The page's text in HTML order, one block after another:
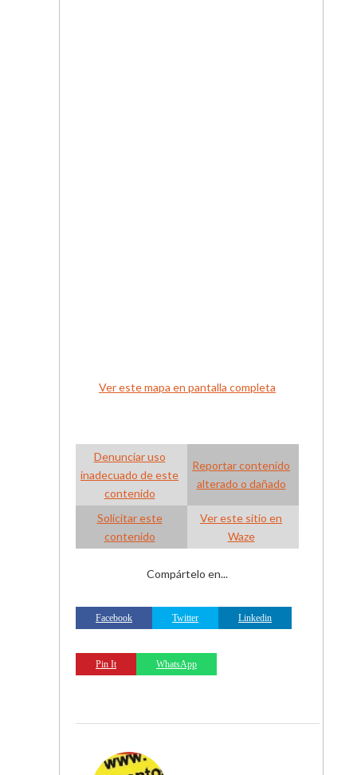
Ver este mapa en pantalla completa
Denunciar uso
inadecuado de este
contenido
Reportar contenido
alterado o dañado
Solicitar este
contenido
Ver este sitio en
Waze
Compártelo en...
Facebook Twitter Linkedin
Pin It WhatsApp